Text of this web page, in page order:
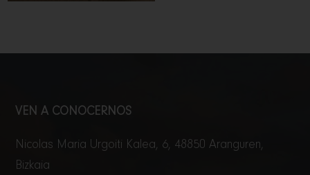
VEN A CONOCERNOS
Nicolas Maria Urgoiti Kalea, 6, 48850 Aranguren,
Bizkaia